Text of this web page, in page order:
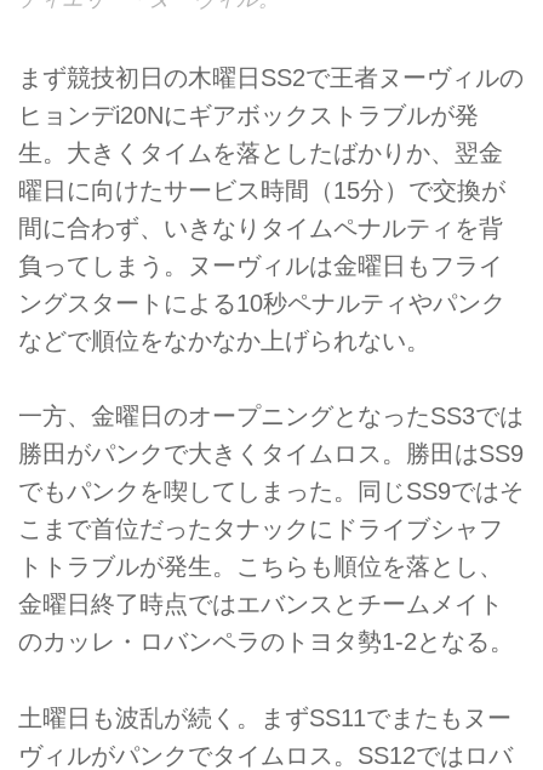
まず競技初日の木曜日SS2で王者ヌーヴィルの
ヒョンデi20Nにギアボックストラブルが発
生。大きくタイムを落としたばかりか、翌金
曜日に向けたサービス時間（15分）で交換が
間に合わず、いきなりタイムペナルティを背
負ってしまう。ヌーヴィルは金曜日もフライ
ングスタートによる10秒ペナルティやパンク
などで順位をなかなか上げられない。
一方、金曜日のオープニングとなったSS3では
勝田がパンクで大きくタイムロス。勝田はSS9
でもパンクを喫してしまった。同じSS9ではそ
こまで首位だったタナックにドライブシャフ
トトラブルが発生。こちらも順位を落とし、
金曜日終了時点ではエバンスとチームメイト
のカッレ・ロバンペラのトヨタ勢1-2となる。
土曜日も波乱が続く。まずSS11でまたもヌー
ヴィルがパンクでタイムロス。SS12ではロバ